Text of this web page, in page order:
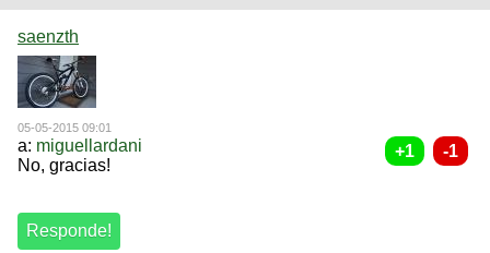
saenzth
05-05-2015 09:01
a: miguellardani
No, gracias!